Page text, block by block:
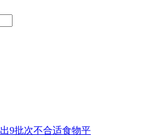
9批次不合适食物平